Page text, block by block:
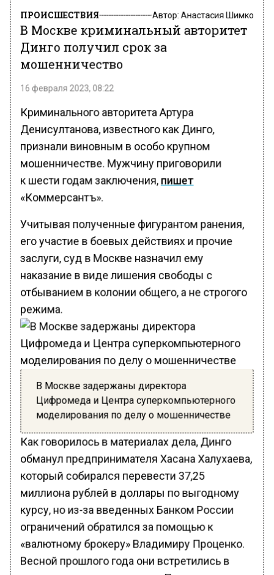
ПРОИСШЕСТВИЯ Автор: Анастасия Шимко
В Москве криминальный авторитет
Динго получил срок за
мошенничество
16 февраля 2023, 08:22
Криминального авторитета Артура
Денисултанова, известного как Динго,
признали виновным в особо крупном
мошенничестве. Мужчину приговорили
к шести годам заключения, пишет
«Коммерсантъ».
Учитывая полученные фигурантом ранения,
его участие в боевых действиях и прочие
заслуги, суд в Москве назначил ему
наказание в виде лишения свободы с
отбыванием в колонии общего, а не строгого
режима.
В Москве задержаны директора
Цифромеда и Центра суперкомпьютерного
моделирования по делу о мошенничестве
Как говорилось в материалах дела, Динго
обманул предпринимателя Хасана Халухаева,
который собирался перевести 37,25
миллиона рублей в доллары по выгодному
курсу, но из-за введенных Банком России
ограничений обратился за помощью к
«валютному брокеру» Владимиру Проценко.
Весной прошлого года они встретились в